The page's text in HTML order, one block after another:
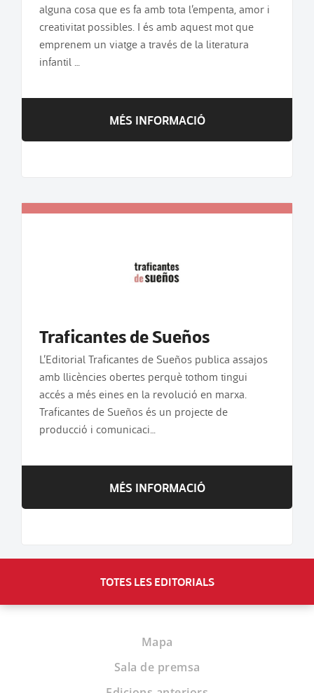
alguna cosa que es fa amb tota l’empenta, amor i
creativitat possibles. I és amb aquest mot que
emprenem un viatge a través de la literatura
infantil …
MÉS INFORMACIÓ
Traficantes de Sueños
L’Editorial Traficantes de Sueños publica assajos
amb llicències obertes perquè tothom tingui
accés a més eines en la revolució en marxa.
Traficantes de Sueños és un projecte de
producció i comunicaci…
MÉS INFORMACIÓ
TOTES LES EDITORIALS
Mapa
Sala de premsa